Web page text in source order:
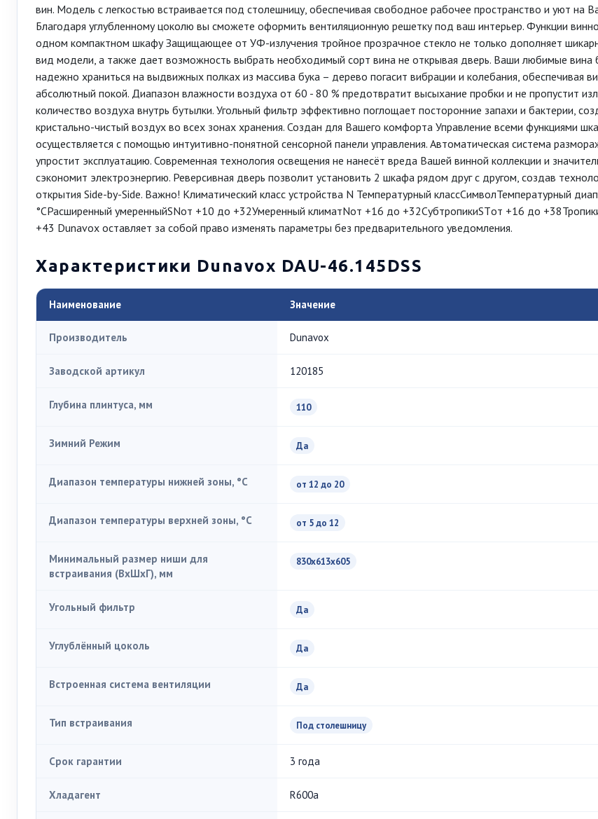
вин. Модель с легкостью встраивается под столешницу, обеспечивая свободное рабочее пространство и уют на
Благодаря углубленному цоколю вы сможете оформить вентиляционную решетку под ваш интерьер. Функции
одном компактном шкафу Защищающее от УФ-излучения тройное прозрачное стекло не только дополняет
вид модели, а также дает возможность выбрать необходимый сорт вина не открывая дверь. Ваши любимые вина
надежно храниться на выдвижных полках из массива бука – дерево погасит вибрации и колебания, обеспечивая
абсолютный покой. Диапазон влажности воздуха от 60 - 80 % предотвратит высыхание пробки и не пропустит
количество воздуха внутрь бутылки. Угольный фильтр эффективно поглощает посторонние запахи и бактерии,
кристально-чистый воздух во всех зонах хранения. Создан для Вашего комфорта Управление всеми функциями
осуществляется с помощью интуитивно-понятной сенсорной панели управления. Автоматическая система
упростит эксплуатацию. Современная технология освещения не нанесёт вреда Вашей винной коллекции и
сэкономит электроэнергию. Реверсивная дверь позволит установить 2 шкафа рядом друг c другом, создав
открытия Side-by-Side. Важно! Климатический класс устройства N Температурный классСимволТемпературный
°CРасширенный умеренныйSNот +10 до +32Умеренный климатNот +16 до +32СубтропикиSTот +16 до
+43 Dunavox оставляет за собой право изменять параметры без предварительного уведомления.
Характеристики Dunavox DAU-46.145DSS
Наименование Значение
Производитель Dunavox
Заводской артикул 120185
Глубина плинтуса, мм 110
Зимний Режим Да
Диапазон температуры нижней зоны, °C от 12 до 20
Диапазон температуры верхней зоны, °C от 5 до 12
Минимальный размер ниши для
встраивания (ВxШxГ), мм
830x613x605
Угольный фильтр Да
Углублённый цоколь Да
Встроенная система вентиляции Да
Тип встраивания Под столешницу
Срок гарантии 3 года
Хладагент R600a